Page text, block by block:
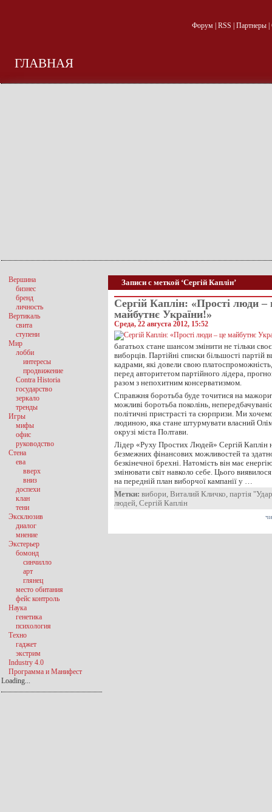
Форум| RSS Партнеры|
ГЛАВНАЯ
Записи с меткой ‘Сергій Каплін’
Сергій Каплін: «Прості люди –
майбутнє України!»
Среда, 22 августа 2012, 15:52
багатьох стане шансом змінити не тільки
виборців. Партійні списки більшості партій
кадрами, які довели свою платоспроможність,
перед авторитетом партійного лідера,
разом з непохитним консерватизмом.
Справжня боротьба буде точитися на
можливі боротьба поколінь,
політичні пристрасті та сюрпризи. Ми
людиною, яка стане штурмувати власний
окрузі міста Полтави.
Лідер «Руху Простих Людей» Сергій Каплін
безмежних фінансових можливостей та
безкінечної брехні. Натомість він має
змінювати світ навколо себе. Цього
на передній план виборчої кампанії у …
Метки: вибори, Виталий Кличко, партія
людей, Сергій Каплін
Вершина
бизнес
бренд
личность
Вертикаль
свита
ступени
Мир
лобби
интересы
продвижение
Contra Historia
государство
зеркало
тренды
Игры
мифы
офис
руководство
Стена
ева
вверх
вниз
доспехи
клан
тени
Эксклюзив
диалог
мнение
Экстерьер
бомонд
синчилло
арт
глянец
место обитания
фейс контроль
Наука
генетика
психология
Техно
гаджет
экстрим
Industry 4.0
Программа и Манифест
Loading...